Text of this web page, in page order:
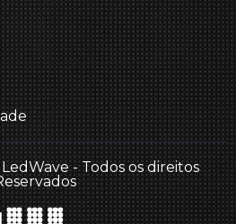
- Todos os direitos